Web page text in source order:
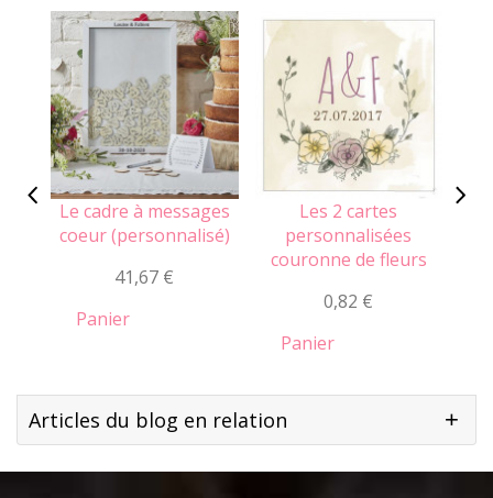
Le cadre à messages
coeur (personnalisé)
41,67 €
Panier
Les 2 cartes
personnalisées
couronne de fleurs
0,82 €
Panier
Articles du blog en relation